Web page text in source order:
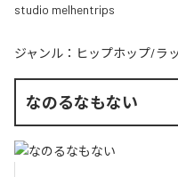
studio melhentrips
ジャンル： ヒップホップ/ラ
なのるなもない